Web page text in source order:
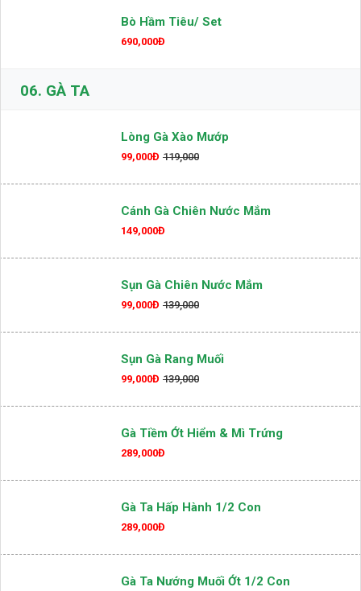
Bò Hầm Tiêu/ Set
690,000Đ
06. GÀ TA
Lòng Gà Xào Mướp
99,000Đ 119,000
Cánh Gà Chiên Nước Mắm
149,000Đ
Sụn Gà Chiên Nước Mắm
99,000Đ 139,000
Sụn Gà Rang Muối
99,000Đ 139,000
Gà Tiềm Ớt Hiểm & Mì Trứng
289,000Đ
Gà Ta Hấp Hành 1/2 Con
289,000Đ
Gà Ta Nướng Muối Ớt 1/2 Con